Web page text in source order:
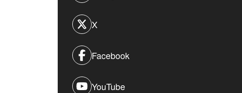
X
Facebook
YouTube